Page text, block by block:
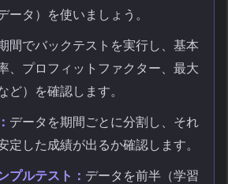
ータ）を使いましょう。
間でバックテストを実行し、基本
、プロフィットファクター、最大
ど）を確認します。
データを期間ごとに分割し、それ
定した成績が出るか確認します。
プルテスト： データを前半（学習